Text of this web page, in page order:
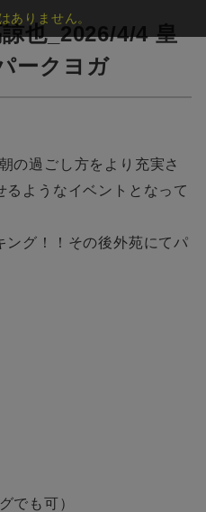
也_2026/4/4 皇
ークヨガ
の過ごし方をより充実さ
ようなイベントとなって
ング！！その後外苑にてパ
でも可）
ありません。